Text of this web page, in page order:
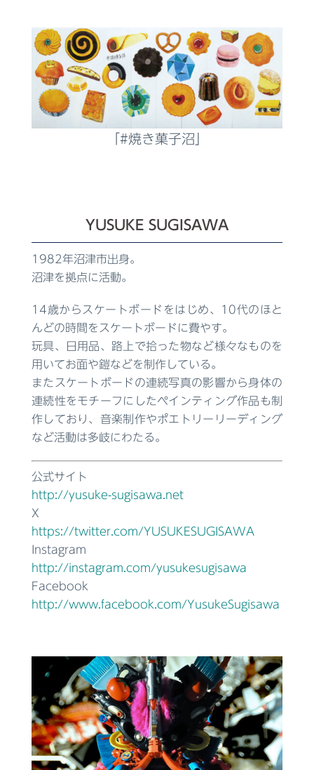
「#焼き菓子沼」
YUSUKE SUGISAWA
1982年沼津市出身。
沼津を拠点に活動。
14歳からスケートボードをはじめ、10代のほと
んどの時間をスケートボードに費やす。
玩具、日用品、路上で拾った物など様々なものを
用いてお面や鎧などを制作している。
またスケートボードの連続写真の影響から身体の
連続性をモチーフにしたペインティング作品も制
作しており、音楽制作やポエトリーリーディング
など活動は多岐にわたる。
公式サイト
http://yusuke-sugisawa.net
X
https://twitter.com/YUSUKESUGISAWA
Instagram
http://instagram.com/yusukesugisawa
Facebook
http://www.facebook.com/YusukeSugisawa